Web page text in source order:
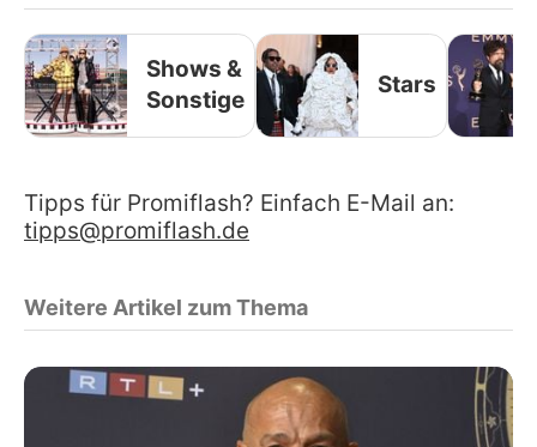
Shows &
Sonstige
Stars
Tipps für Promiflash? Einfach E-Mail an:
tipps@promiflash.de
Weitere Artikel zum Thema